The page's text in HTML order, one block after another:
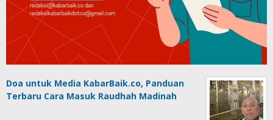
Doa untuk Media KabarBaik.co, Panduan
Terbaru Cara Masuk Raudhah Madinah